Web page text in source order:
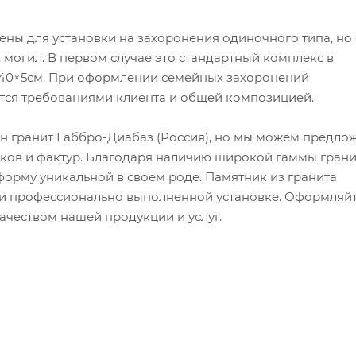
для установки на захоронения одиночного типа, но
В первом случае это стандартный комплекс в
При оформлении семейных захоронений
требованиями клиента и общей композицией.
гранит Габбро-Диабаз (Россия), но мы можем
и фактур. Благодаря наличию широкой гаммы
уникальной в своем роде. Памятник из гранита
профессионально выполненной установке.
нашей продукции и услуг.